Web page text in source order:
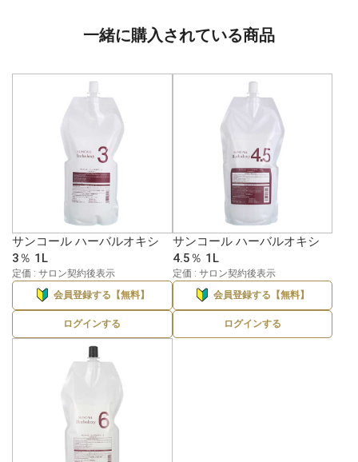
一緒に購入されている商品
サンコール ハーバルオキシ
3％ 1L
定価 : サロン契約後表示
会員登録する【無料】
ログインする
サンコール ハーバルオキシ
4.5％ 1L
定価 : サロン契約後表示
会員登録する【無料】
ログインする